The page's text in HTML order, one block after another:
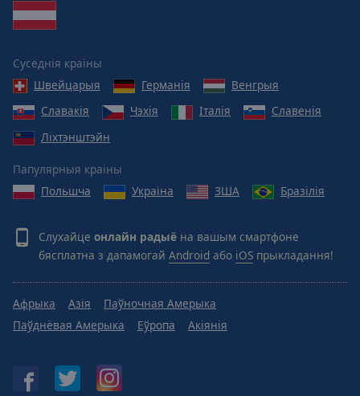
Суседнія краіны
Швейцарыя
Германія
Венгрыя
Славакія
Чэхія Італія
Славенія
Ліхтэнштэйн
Папулярныя краіны
Польшча
Украіна ЗША Бразілія
Слухайце онлайн радыё на вашым смартфоне
бясплатна з дапамогай Android або iOS прыкладання!
Афрыка Азія
Паўночная Амерыка
Паўднёвая Амерыка
Еўропа Акіянія